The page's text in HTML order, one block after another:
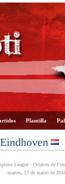
Plantilla
League - Octavos de
martes, 15 de marzo de